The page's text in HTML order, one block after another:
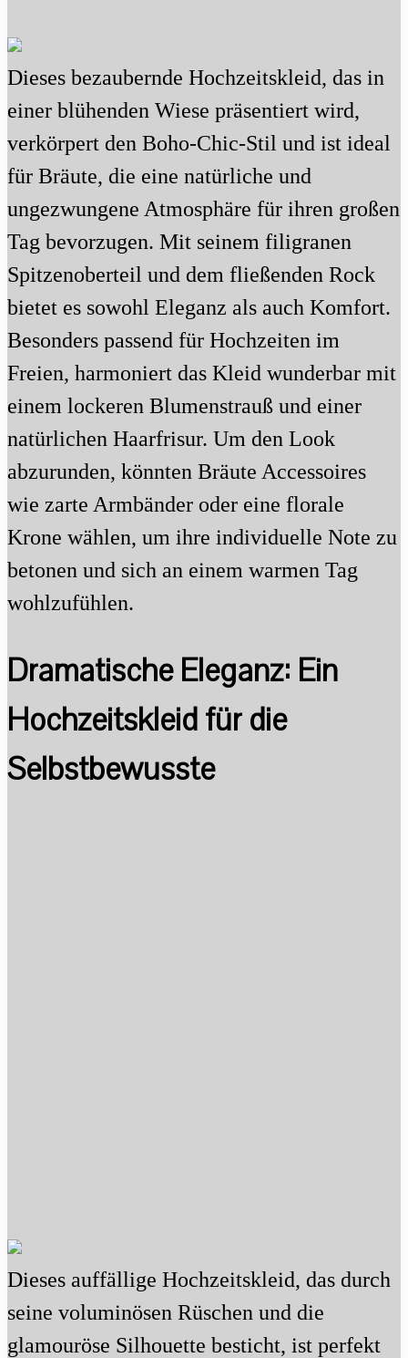
Dieses bezaubernde Hochzeitskleid, das in
einer blühenden Wiese präsentiert wird,
verkörpert den Boho-Chic-Stil und ist ideal
für Bräute, die eine natürliche und
ungezwungene Atmosphäre für ihren großen
Tag bevorzugen. Mit seinem filigranen
Spitzenoberteil und dem fließenden Rock
bietet es sowohl Eleganz als auch Komfort.
Besonders passend für Hochzeiten im
Freien, harmoniert das Kleid wunderbar mit
einem lockeren Blumenstrauß und einer
natürlichen Haarfrisur. Um den Look
abzurunden, könnten Bräute Accessoires
wie zarte Armbänder oder eine florale
Krone wählen, um ihre individuelle Note zu
betonen und sich an einem warmen Tag
wohlzufühlen.
Dramatische Eleganz: Ein
Hochzeitskleid für die
Selbstbewusste
Dieses auffällige Hochzeitskleid, das durch
seine voluminösen Rüschen und die
glamouröse Silhouette besticht, ist perfekt